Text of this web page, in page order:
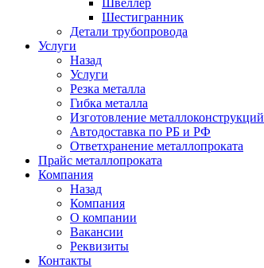
Швеллер
Шестигранник
Детали трубопровода
Услуги
Назад
Услуги
Резка металла
Гибка металла
Изготовление металлоконструкций
Автодоставка по РБ и РФ
Ответхранение металлопроката
Прайс металлопроката
Компания
Назад
Компания
О компании
Вакансии
Реквизиты
Контакты